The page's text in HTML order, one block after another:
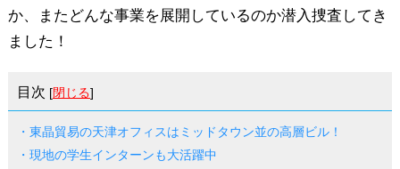
か、またどんな事業を展開しているのか潜入捜査してき
ました！
目次 [閉じる]
・東晶貿易の天津オフィスはミッドタウン並の高層ビル！
・現地の学生インターンも大活躍中